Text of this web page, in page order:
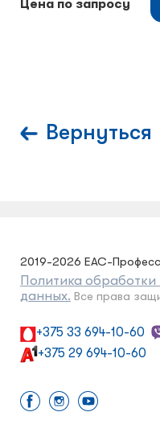
Цена по запросу
Вернуться
2019-2026 ЕАС-
Политика
данных. Все права
+375 33 694-10-60
+375 29 694-10-60